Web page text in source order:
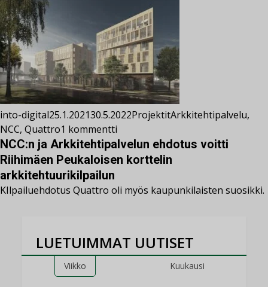
into-digital25.1.202130.5.2022ProjektitArkkitehtipalvelu,
NCC, Quattro1 kommentti
NCC:n ja Arkkitehtipalvelun ehdotus voitti
Riihimäen Peukaloisen korttelin
arkkitehtuurikilpailun
KIlpailuehdotus Quattro oli myös kaupunkilaisten suosikki.
LUETUIMMAT UUTISET
Viikko Kuukausi